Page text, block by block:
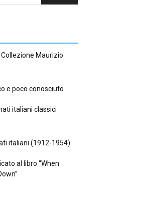
Maurizio
e poco conosciuto
italiani classici
italiani (1912-1954)
al libro “When